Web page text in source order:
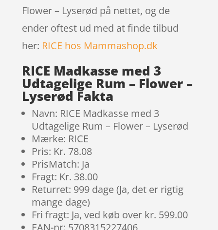
Flower – Lyserød på nettet, og de
ender oftest ud med at finde tilbud
her: RICE hos Mammashop.dk
RICE Madkasse med 3
Udtagelige Rum – Flower –
Lyserød Fakta
Navn: RICE Madkasse med 3
Udtagelige Rum – Flower – Lyserød
Mærke: RICE
Pris: Kr. 78.08
PrisMatch: Ja
Fragt: Kr. 38.00
Returret: 999 dage (Ja, det er rigtig
mange dage)
Fri fragt: Ja, ved køb over kr. 599.00
EAN-nr: 5708315227406